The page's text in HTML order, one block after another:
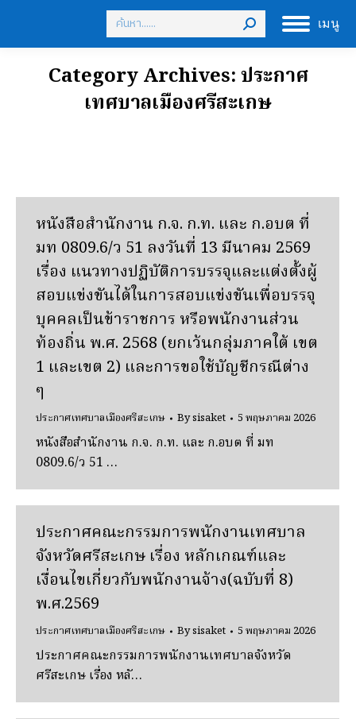
เมนู
Search:
Category Archives:ประกาศ
เทศบาลเมืองศรีสะเกษ
หนังสือสำนักงาน ก.จ. ก.ท. และ ก.อบต ที่
มท 0809.6/ว 51 ลงวันที่ 13 มีนาคม 2569
เรื่อง แนวทางปฏิบัติการบรรจุและแต่งตั้งผู้
สอบแข่งขันได้ในการสอบแข่งขันเพื่อบรรจุ
บุคคลเป็นข้าราชการ หรือพนักงานส่วน
ท้องถิ่น พ.ศ. 2568 (ยกเว้นกลุ่มภาคใต้ เขต
1 และเขต 2) และการขอใช้บัญชีกรณีต่าง
ๆ
ประกาศเทศบาลเมืองศรีสะเกษ Bysisaket 5 พฤษภาคม 2026
หนังสือสำนักงาน ก.จ. ก.ท. และ ก.อบต ที่ มท
0809.6/ว 51 …
ประกาศคณะกรรมการพนักงานเทศบาล
จังหวัดศรีสะเกษ เรื่อง หลักเกณฑ์และ
เงื่อนไขเกี่ยวกับพนักงานจ้าง(ฉบับที่ 8)
พ.ศ.2569
ประกาศเทศบาลเมืองศรีสะเกษ Bysisaket 5 พฤษภาคม 2026
ประกาศคณะกรรมการพนักงานเทศบาลจังหวัด
ศรีสะเกษ เรื่อง หลั…